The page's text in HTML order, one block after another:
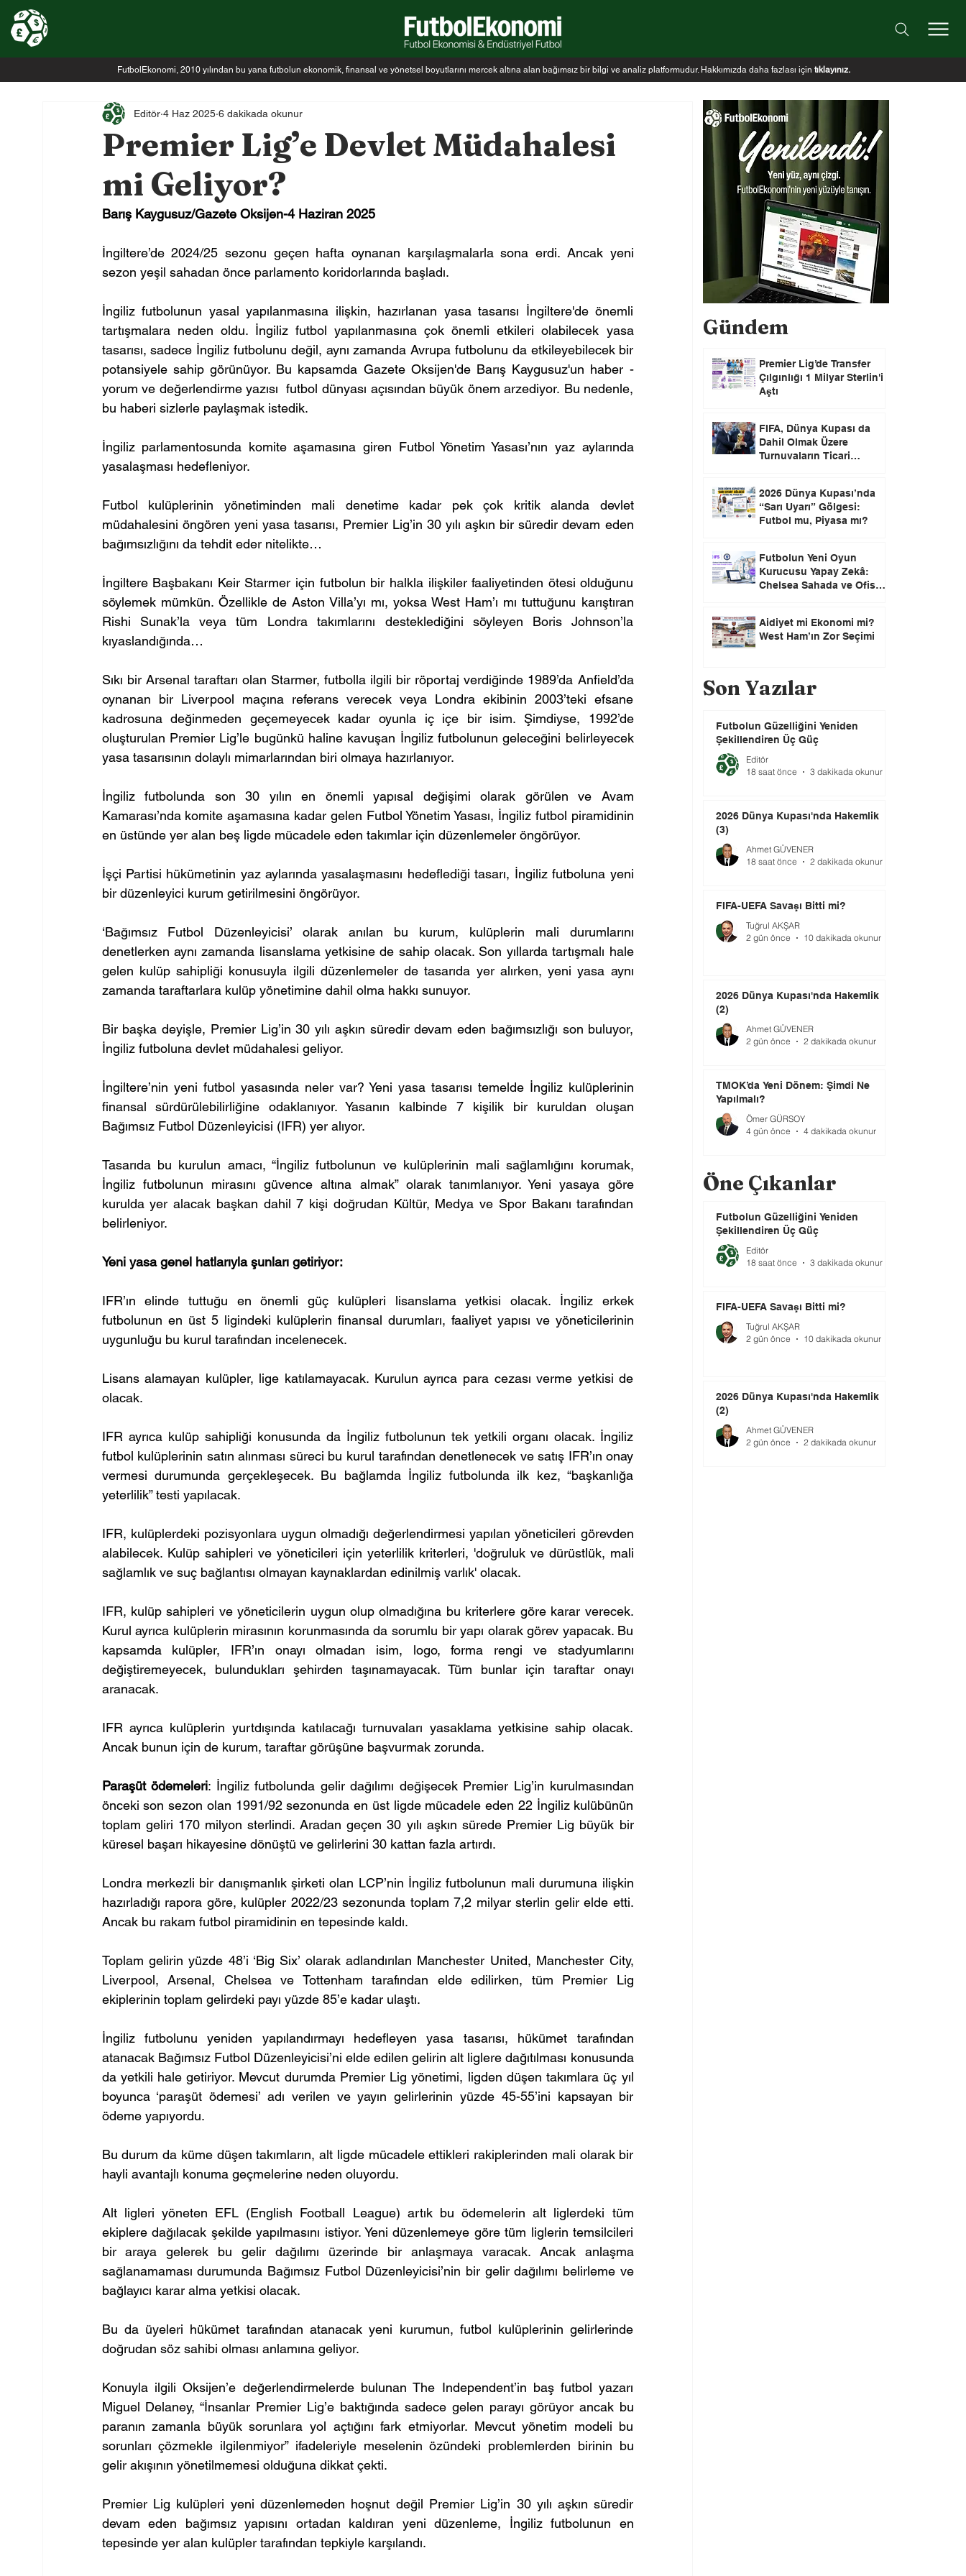
FutbolEkonomi, 2010 yılından bu yana futbolun ekonomik, finansal ve yönetsel boyutlarını mercek altına alan bağımsız bir bilgi ve analiz platformudur. Hakkımızda daha fazlası için tıklayınız.
Premier Lig’e Devlet Müdahalesi
mi Geliyor?
Editör 4 Haz 2025 6 dakikada okunur
Barış Kaygusuz/Gazete Oksijen-4 Haziran 2025
İngiltere’de 2024/25 sezonu geçen hafta oynanan karşılaşmalarla sona erdi. Ancak yeni
sezon yeşil sahadan önce parlamento koridorlarında başladı.
İngiliz futbolunun yasal yapılanmasına ilişkin, hazırlanan yasa tasarısı İngiltere'de önemli
tartışmalara neden oldu. İngiliz futbol yapılanmasına çok önemli etkileri olabilecek yasa
tasarısı, sadece İngiliz futbolunu değil, aynı zamanda Avrupa futbolunu da etkileyebilecek bir
potansiyele sahip görünüyor. Bu kapsamda Gazete Oksijen'de Barış Kaygusuz'un haber -
yorum ve değerlendirme yazısı  futbol dünyası açısından büyük önem arzediyor. Bu nedenle,
bu haberi sizlerle paylaşmak istedik.
İngiliz parlamentosunda komite aşamasına giren Futbol Yönetim Yasası’nın yaz aylarında
yasalaşması hedefleniyor.
Futbol kulüplerinin yönetiminden mali denetime kadar pek çok kritik alanda devlet
müdahalesini öngören yeni yasa tasarısı, Premier Lig’in 30 yılı aşkın bir süredir devam eden
bağımsızlığını da tehdit eder nitelikte…
İngiltere Başbakanı Keir Starmer için futbolun bir halkla ilişkiler faaliyetinden ötesi olduğunu
söylemek mümkün. Özellikle de Aston Villa’yı mı, yoksa West Ham’ı mı tuttuğunu karıştıran
Rishi Sunak’la veya tüm Londra takımlarını desteklediğini söyleyen Boris Johnson’la
kıyaslandığında…
Sıkı bir Arsenal taraftarı olan Starmer, futbolla ilgili bir röportaj verdiğinde 1989’da Anfield’da
oynanan bir Liverpool maçına referans verecek veya Londra ekibinin 2003’teki efsane
kadrosuna değinmeden geçemeyecek kadar oyunla iç içe bir isim. Şimdiyse, 1992’de
oluşturulan Premier Lig’le bugünkü haline kavuşan İngiliz futbolunun geleceğini belirleyecek
yasa tasarısının dolaylı mimarlarından biri olmaya hazırlanıyor.
İngiliz futbolunda son 30 yılın en önemli yapısal değişimi olarak görülen ve Avam
Kamarası’nda komite aşamasına kadar gelen Futbol Yönetim Yasası, İngiliz futbol piramidinin
en üstünde yer alan beş ligde mücadele eden takımlar için düzenlemeler öngörüyor.
İşçi Partisi hükümetinin yaz aylarında yasalaşmasını hedeflediği tasarı, İngiliz futboluna yeni
bir düzenleyici kurum getirilmesini öngörüyor.
‘Bağımsız Futbol Düzenleyicisi’ olarak anılan bu kurum, kulüplerin mali durumlarını
denetlerken aynı zamanda lisanslama yetkisine de sahip olacak. Son yıllarda tartışmalı hale
gelen kulüp sahipliği konusuyla ilgili düzenlemeler de tasarıda yer alırken, yeni yasa aynı
zamanda taraftarlara kulüp yönetimine dahil olma hakkı sunuyor.
Bir başka deyişle, Premier Lig’in 30 yılı aşkın süredir devam eden bağımsızlığı son buluyor,
İngiliz futboluna devlet müdahalesi geliyor.
İngiltere’nin yeni futbol yasasında neler var? Yeni yasa tasarısı temelde İngiliz kulüplerinin
finansal sürdürülebilirliğine odaklanıyor. Yasanın kalbinde 7 kişilik bir kuruldan oluşan
Bağımsız Futbol Düzenleyicisi (IFR) yer alıyor.
Tasarıda bu kurulun amacı, “İngiliz futbolunun ve kulüplerinin mali sağlamlığını korumak,
İngiliz futbolunun mirasını güvence altına almak” olarak tanımlanıyor. Yeni yasaya göre
kurulda yer alacak başkan dahil 7 kişi doğrudan Kültür, Medya ve Spor Bakanı tarafından
belirleniyor.
Yeni yasa genel hatlarıyla şunları getiriyor:
IFR’ın elinde tuttuğu en önemli güç kulüpleri lisanslama yetkisi olacak. İngiliz erkek
futbolunun en üst 5 ligindeki kulüplerin finansal durumları, faaliyet yapısı ve yöneticilerinin
uygunluğu bu kurul tarafından incelenecek.
Lisans alamayan kulüpler, lige katılamayacak. Kurulun ayrıca para cezası verme yetkisi de
olacak.
IFR ayrıca kulüp sahipliği konusunda da İngiliz futbolunun tek yetkili organı olacak. İngiliz
futbol kulüplerinin satın alınması süreci bu kurul tarafından denetlenecek ve satış IFR’ın onay
vermesi durumunda gerçekleşecek. Bu bağlamda İngiliz futbolunda ilk kez, “başkanlığa
yeterlilik” testi yapılacak.
IFR, kulüplerdeki pozisyonlara uygun olmadığı değerlendirmesi yapılan yöneticileri görevden
alabilecek. Kulüp sahipleri ve yöneticileri için yeterlilik kriterleri, 'doğruluk ve dürüstlük, mali
sağlamlık ve suç bağlantısı olmayan kaynaklardan edinilmiş varlık' olacak.
IFR, kulüp sahipleri ve yöneticilerin uygun olup olmadığına bu kriterlere göre karar verecek.
Kurul ayrıca kulüplerin mirasının korunmasında da sorumlu bir yapı olarak görev yapacak. Bu
kapsamda kulüpler, IFR’ın onayı olmadan isim, logo, forma rengi ve stadyumlarını
değiştiremeyecek, bulundukları şehirden taşınamayacak. Tüm bunlar için taraftar onayı
aranacak.
IFR ayrıca kulüplerin yurtdışında katılacağı turnuvaları yasaklama yetkisine sahip olacak.
Ancak bunun için de kurum, taraftar görüşüne başvurmak zorunda.
Paraşüt ödemeleri: İngiliz futbolunda gelir dağılımı değişecek Premier Lig’in kurulmasından
önceki son sezon olan 1991/92 sezonunda en üst ligde mücadele eden 22 İngiliz kulübünün
toplam geliri 170 milyon sterlindi. Aradan geçen 30 yılı aşkın sürede Premier Lig büyük bir
küresel başarı hikayesine dönüştü ve gelirlerini 30 kattan fazla artırdı.
Londra merkezli bir danışmanlık şirketi olan LCP’nin İngiliz futbolunun mali durumuna ilişkin
hazırladığı rapora göre, kulüpler 2022/23 sezonunda toplam 7,2 milyar sterlin gelir elde etti.
Ancak bu rakam futbol piramidinin en tepesinde kaldı.
Toplam gelirin yüzde 48’i ‘Big Six’ olarak adlandırılan Manchester United, Manchester City,
Liverpool, Arsenal, Chelsea ve Tottenham tarafından elde edilirken, tüm Premier Lig
ekiplerinin toplam gelirdeki payı yüzde 85’e kadar ulaştı.
İngiliz futbolunu yeniden yapılandırmayı hedefleyen yasa tasarısı, hükümet tarafından
atanacak Bağımsız Futbol Düzenleyicisi’ni elde edilen gelirin alt liglere dağıtılması konusunda
da yetkili hale getiriyor. Mevcut durumda Premier Lig yönetimi, ligden düşen takımlara üç yıl
boyunca ‘paraşüt ödemesi’ adı verilen ve yayın gelirlerinin yüzde 45-55’ini kapsayan bir
ödeme yapıyordu.
Bu durum da küme düşen takımların, alt ligde mücadele ettikleri rakiplerinden mali olarak bir
hayli avantajlı konuma geçmelerine neden oluyordu.
Alt ligleri yöneten EFL (English Football League) artık bu ödemelerin alt liglerdeki tüm
ekiplere dağılacak şekilde yapılmasını istiyor. Yeni düzenlemeye göre tüm liglerin temsilcileri
bir araya gelerek bu gelir dağılımı üzerinde bir anlaşmaya varacak. Ancak anlaşma
sağlanamaması durumunda Bağımsız Futbol Düzenleyicisi’nin bir gelir dağılımı belirleme ve
bağlayıcı karar alma yetkisi olacak.
Bu da üyeleri hükümet tarafından atanacak yeni kurumun, futbol kulüplerinin gelirlerinde
doğrudan söz sahibi olması anlamına geliyor.
Konuyla ilgili Oksijen’e değerlendirmelerde bulunan The Independent’in baş futbol yazarı
Miguel Delaney, “İnsanlar Premier Lig’e baktığında sadece gelen parayı görüyor ancak bu
paranın zamanla büyük sorunlara yol açtığını fark etmiyorlar. Mevcut yönetim modeli bu
sorunları çözmekle ilgilenmiyor” ifadeleriyle meselenin özündeki problemlerden birinin bu
gelir akışının yönetilmemesi olduğuna dikkat çekti.
Premier Lig kulüpleri yeni düzenlemeden hoşnut değil Premier Lig’in 30 yılı aşkın süredir
devam eden bağımsız yapısını ortadan kaldıran yeni düzenleme, İngiliz futbolunun en
tepesinde yer alan kulüpler tarafından tepkiyle karşılandı.
Gündem
Premier Lig’de Transfer
Çılgınlığı 1 Milyar Sterlin'i
Aştı
FIFA, Dünya Kupası da
Dahil Olmak Üzere
Turnuvaların Ticari
2026 Dünya Kupası’nda
“Sarı Uyarı” Gölgesi:
Futbol mu, Piyasa mı?
Futbolun Yeni Oyun
Kurucusu Yapay Zekâ:
Chelsea Sahada ve Ofiste
Aidiyet mi Ekonomi mi?
West Ham’ın Zor Seçimi
Son Yazılar
Futbolun Güzelliğini Yeniden
Şekillendiren Üç Güç
Editör
18 saat önce
3 dakikada okunur
2026 Dünya Kupası'nda Hakemlik
(3)
Ahmet GÜVENER
18 saat önce
2 dakikada okunur
FIFA-UEFA Savaşı Bitti mi?
Tuğrul AKŞAR
2 gün önce
10 dakikada okunur
2026 Dünya Kupası'nda Hakemlik
(2)
Ahmet GÜVENER
2 gün önce
2 dakikada okunur
TMOK’da Yeni Dönem: Şimdi Ne
Yapılmalı?
Ömer GÜRSOY
4 gün önce
4 dakikada okunur
Öne Çıkanlar
Futbolun Güzelliğini Yeniden
Şekillendiren Üç Güç
Editör
18 saat önce
3 dakikada okunur
FIFA-UEFA Savaşı Bitti mi?
Tuğrul AKŞAR
2 gün önce
10 dakikada okunur
2026 Dünya Kupası'nda Hakemlik
(2)
Ahmet GÜVENER
2 gün önce
2 dakikada okunur